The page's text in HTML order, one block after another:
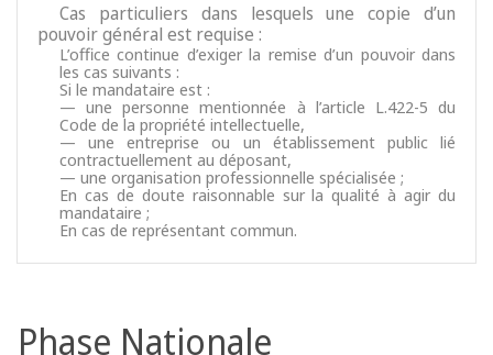
Cas particuliers dans lesquels une copie d’un
pouvoir général est requise :
L’office continue d’exiger la remise d’un pouvoir dans
les cas suivants :
Si le mandataire est :
— une personne mentionnée à l’article L.422-5 du
Code de la propriété intellectuelle,
— une entreprise ou un établissement public lié
contractuellement au déposant,
— une organisation professionnelle spécialisée ;
En cas de doute raisonnable sur la qualité à agir du
mandataire ;
En cas de représentant commun.
Phase Nationale